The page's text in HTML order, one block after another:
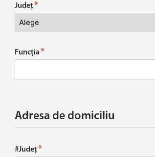
Județ*
Funcția*
Adresa de domiciliu
#Județ*